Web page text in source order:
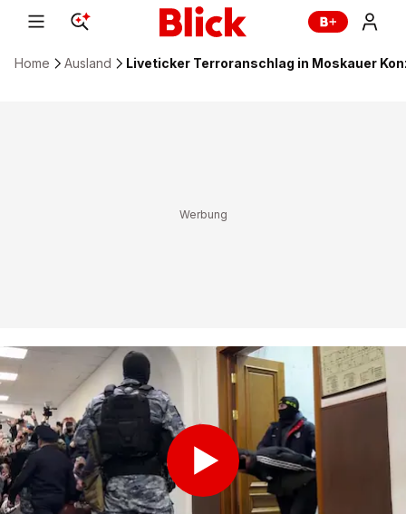
Home Ausland Liveticker Terroranschlag in Moskauer